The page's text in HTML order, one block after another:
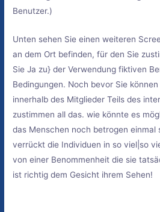
Benutzer.)
Unten sehen Sie einen weiteren
an dem Ort befinden, für den Sie
Sie Ja zu} der Verwendung fiktiven
Bedingungen. Noch bevor Sie
innerhalb des Mitglieder Teils des
zustimmen all das. wie könnte es
das Menschen noch betrogen einmal
verrückt die Individuen in so viel|so
von einer Benommenheit die sie
ist richtig dem Gesicht ihrem Sehen!